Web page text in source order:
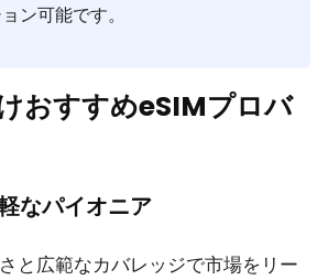
ン可能です。
おすすめeSIMプロバ
なパイオニア
と広範なカバレッジで市場をリー